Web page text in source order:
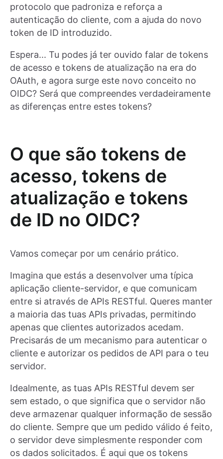
protocolo que padroniza e reforça a
autenticação do cliente, com a ajuda do novo
token de ID introduzido.
Espera... Tu podes já ter ouvido falar de tokens
de acesso e tokens de atualização na era do
OAuth, e agora surge este novo conceito no
OIDC? Será que compreendes verdadeiramente
as diferenças entre estes tokens?
O que são tokens de
acesso, tokens de
atualização e tokens
de ID no OIDC?
Vamos começar por um cenário prático.
Imagina que estás a desenvolver uma típica
aplicação cliente-servidor, e que comunicam
entre si através de APIs RESTful. Queres manter
a maioria das tuas APIs privadas, permitindo
apenas que clientes autorizados acedam.
Precisarás de um mecanismo para autenticar o
cliente e autorizar os pedidos de API para o teu
servidor.
Idealmente, as tuas APIs RESTful devem ser
sem estado, o que significa que o servidor não
deve armazenar qualquer informação de sessão
do cliente. Sempre que um pedido válido é feito,
o servidor deve simplesmente responder com
os dados solicitados. É aqui que os tokens